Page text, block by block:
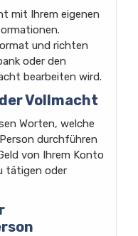
mit Ihrem eigenen
und richten
oder den
bearbeiten wird.
Vollmacht
Worten, welche
durchführen
von Ihrem Konto
tätigen oder